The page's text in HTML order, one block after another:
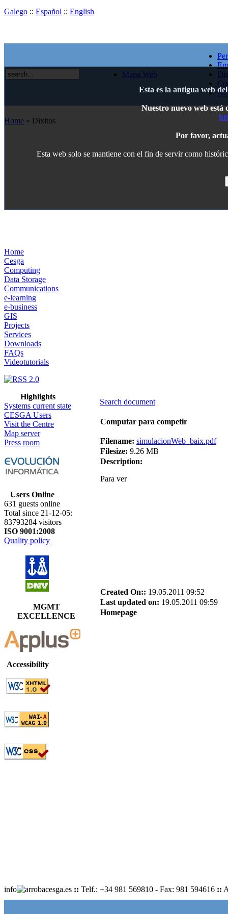
Esta es la antigua web
Nuestro nuevo web está
Por favor,
Esta web solo se mantiene con el fin de servir como
Galego :: Español :: English
Mapa Web
Home » Dixitos
Home
Cesga
Computing
Data Storage
Communications
e-learning
e-business
GIS
Projects
Services
Downloads
FAQs
Videotutorials
Highlights
Systems current state
CESGA Users
Visit the Centre
Map server
Press room
Users Online
631 guests online
Total since 21-12-05:
83793284 visitors
ISO 9001:2008
Quality policy
MGMT
EXCELLENCE
Accessibility
Search document
Computar para competir
Filename: simulacionWeb_baix.pdf
Filesize: 9.26 MB
Description:
Para ver
Created On:: 19.05.2011 09:52
Last updated on: 19.05.2011 09:59
Homepage
info cesga.es :: Telf.: +34 981 569810 - Fax: 981 594616 ::